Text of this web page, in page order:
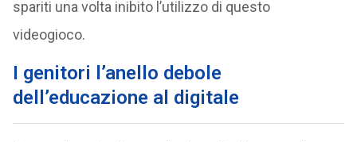
spariti una volta inibito l’utilizzo di questo
videogioco.
I genitori l’anello debole
dell’educazione al digitale